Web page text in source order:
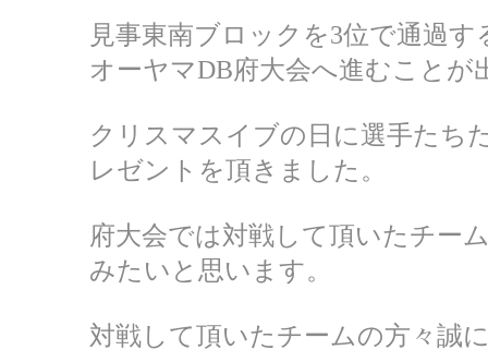
見事東南ブロックを3位で通過
オーヤマDB府大会へ進むことが
クリスマスイブの日に選手たち
レゼントを頂きました。
府大会では対戦して頂いたチー
みたいと思います。
対戦して頂いたチームの方々誠